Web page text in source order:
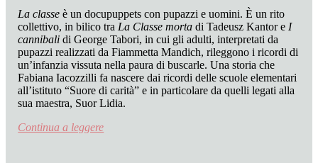
La classe è un docupuppets con pupazzi e uomini. È un rito
collettivo, in bilico traLa Classe morta di Tadeusz Kantor eI
cannibali di George Tabori, in cui gli adulti, interpretati da
pupazzi realizzati da Fiammetta Mandich, rileggono i ricordi di
un’infanzia vissuta nella paura di buscarle. Una storia che
Fabiana Iacozzilli fa nascere dai ricordi delle scuole elementari
all’istituto “Suore di carità” e in particolare da quelli legati alla
sua maestra, Suor Lidia.
Continua a leggere